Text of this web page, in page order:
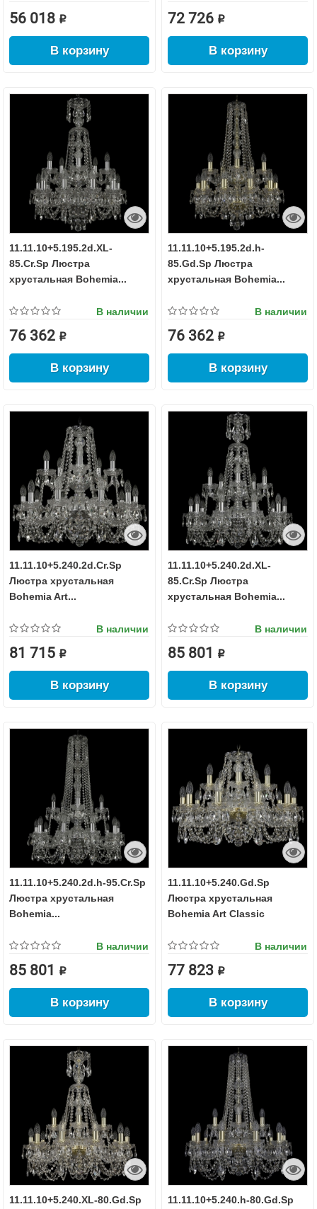
56 018 ₽
В корзину
72 726 ₽
В корзину
11.11.10+5.195.2d.XL-
85.Cr.Sp Люстра
хрустальная Bohemia...
В наличии
76 362 ₽
В корзину
11.11.10+5.195.2d.h-
85.Gd.Sp Люстра
хрустальная Bohemia...
В наличии
76 362 ₽
В корзину
11.11.10+5.240.2d.Cr.Sp
Люстра хрустальная
Bohemia Art...
В наличии
81 715 ₽
В корзину
11.11.10+5.240.2d.XL-
85.Cr.Sp Люстра
хрустальная Bohemia...
В наличии
85 801 ₽
В корзину
11.11.10+5.240.2d.h-95.Cr.Sp
Люстра хрустальная
Bohemia...
В наличии
85 801 ₽
В корзину
11.11.10+5.240.Gd.Sp
Люстра хрустальная
Bohemia Art Classic
В наличии
77 823 ₽
В корзину
11.11.10+5.240.XL-80.Gd.Sp
11.11.10+5.240.h-80.Gd.Sp